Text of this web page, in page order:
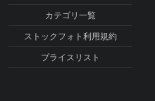
カテゴリ一覧
ストックフォト利用規約
プライスリスト